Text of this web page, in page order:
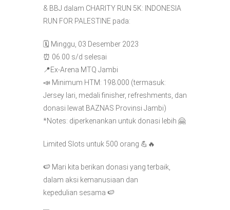
& BBJ dalam CHARITY RUN 5K: INDONESIA
RUN FOR PALESTINE pada:
🗓 Minggu, 03 Desember 2023
⏰ 06.00 s/d selesai
📍Ex-Arena MTQ Jambi
📣 Minimum HTM: 198.000 (termasuk:
Jersey lari, medali finisher, refreshments, dan
donasi lewat BAZNAS Provinsi Jambi)
*Notes: diperkenankan untuk donasi lebih 🤗
Limited Slots untuk 500 orang 💪🔥
🍉 Mari kita berikan donasi yang terbaik,
dalam aksi kemanusiaan dan
kepedulian sesama 🍉